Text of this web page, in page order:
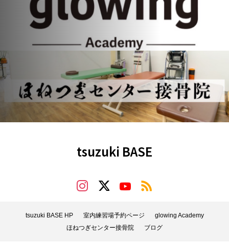
tsuzuki BASE
tsuzuki BASE HP 室内練習場予約ページ
glowing Academy
ほねつぎセンター接骨院
ブログ